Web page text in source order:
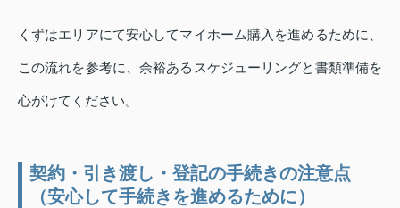
くずはエリアにて安心してマイホーム購入を進めるために、
この流れを参考に、余裕あるスケジューリングと書類準備を
心がけてください。
契約・引き渡し・登記の手続きの注意点
（安心して手続きを進めるために）